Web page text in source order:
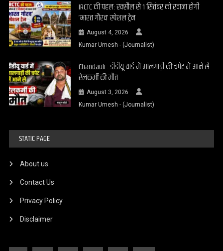
IRCTC की पहल: रक्सौल से 1 सितंबर को रवाना होगी
‘भारत गौरव’ स्पेशल ट्रेन
August 4, 2026
Kumar Umesh - (Journalist)
Chandauli : डीडीयू यार्ड में मालगाड़ी की चपेट में आने से
रेलकर्मी की मौत
August 3, 2026
Kumar Umesh - (Journalist)
STATIC PAGE
About us
Contact Us
Privacy Policy
Disclaimer